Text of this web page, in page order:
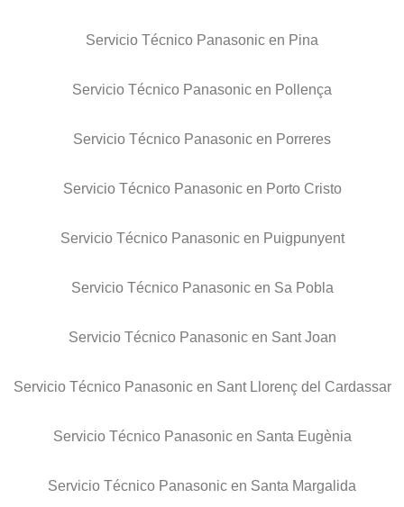
Servicio Técnico Panasonic en Pina
Servicio Técnico Panasonic en Pollença
Servicio Técnico Panasonic en Porreres
Servicio Técnico Panasonic en Porto Cristo
Servicio Técnico Panasonic en Puigpunyent
Servicio Técnico Panasonic en Sa Pobla
Servicio Técnico Panasonic en Sant Joan
Servicio Técnico Panasonic en Sant Llorenç del Cardassar
Servicio Técnico Panasonic en Santa Eugènia
Servicio Técnico Panasonic en Santa Margalida